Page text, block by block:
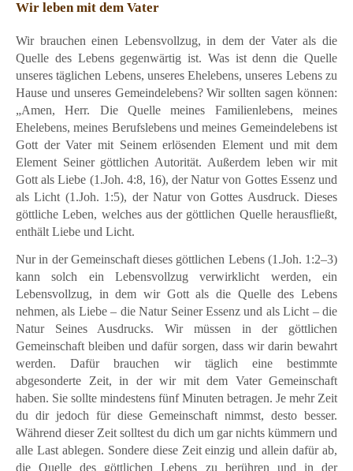
Wir leben mit dem Vater
Wir brauchen einen Lebensvollzug, in dem der Vater als die
Quelle des Lebens gegenwärtig ist. Was ist denn die Quelle
unseres täglichen Lebens, unseres Ehelebens, unseres Lebens zu
Hause und unseres Gemeindelebens? Wir sollten sagen können:
„Amen, Herr. Die Quelle meines Familienlebens, meines
Ehelebens, meines Berufslebens und meines Gemeindelebens ist
Gott der Vater mit Seinem erlösenden Element und mit dem
Element Seiner göttlichen Autorität. Außerdem leben wir mit
Gott als Liebe (1.Joh. 4:8, 16), der Natur von Gottes Essenz und
als Licht (1.Joh. 1:5), der Natur von Gottes Ausdruck. Dieses
göttliche Leben, welches aus der göttlichen Quelle herausfließt,
enthält Liebe und Licht.
Nur in der Gemeinschaft dieses göttlichen Lebens (1.Joh. 1:2–3)
kann solch ein Lebensvollzug verwirklicht werden, ein
Lebensvollzug, in dem wir Gott als die Quelle des Lebens
nehmen, als Liebe – die Natur Seiner Essenz und als Licht – die
Natur Seines Ausdrucks. Wir müssen in der göttlichen
Gemeinschaft bleiben und dafür sorgen, dass wir darin bewahrt
werden. Dafür brauchen wir täglich eine bestimmte
abgesonderte Zeit, in der wir mit dem Vater Gemeinschaft
haben. Sie sollte mindestens fünf Minuten betragen. Je mehr Zeit
du dir jedoch für diese Gemeinschaft nimmst, desto besser.
Während dieser Zeit solltest du dich um gar nichts kümmern und
alle Last ablegen. Sondere diese Zeit einzig und allein dafür ab,
die Quelle des göttlichen Lebens zu berühren und in der